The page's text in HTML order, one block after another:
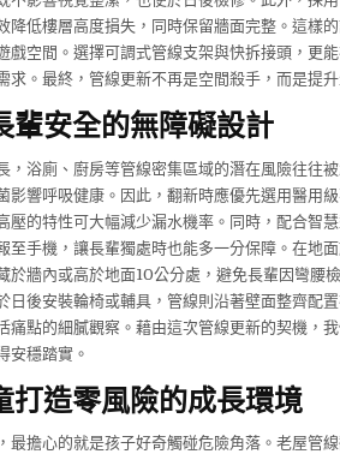
降低樓層高度損失，同時保留牆面完整。這樣
戲空間。選擇可調式管線支架與快拆接頭，更
求。最終，管線更新不再是空間殺手，而是提
輩安全的無障礙設計
，浴廁、廚房等管線密集區域的潛在風險往往
影響呼吸健康。因此，翻新時應優先選用醫用
壓的特性可大幅減少漏水機率。同時，配合智
至手機，讓長輩獨處時也能多一分保障。在地
於牆內或高於地面10公分處，避免長輩因彎腰
日後安裝輪椅或輔具，管線則沿著壁面整齊配
痛點的細膩觀察。藉由這次管線更新的契機，
安穩踏實。
打造零風險的成長環境
最擔心的就是孩子好奇觸碰危險角落。老屋管